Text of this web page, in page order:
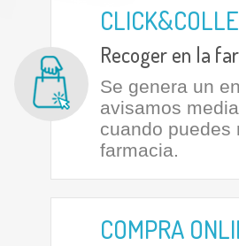
Recoger en la
Se genera un
avisamos
cuando puedes
farmacia.
COMPRA